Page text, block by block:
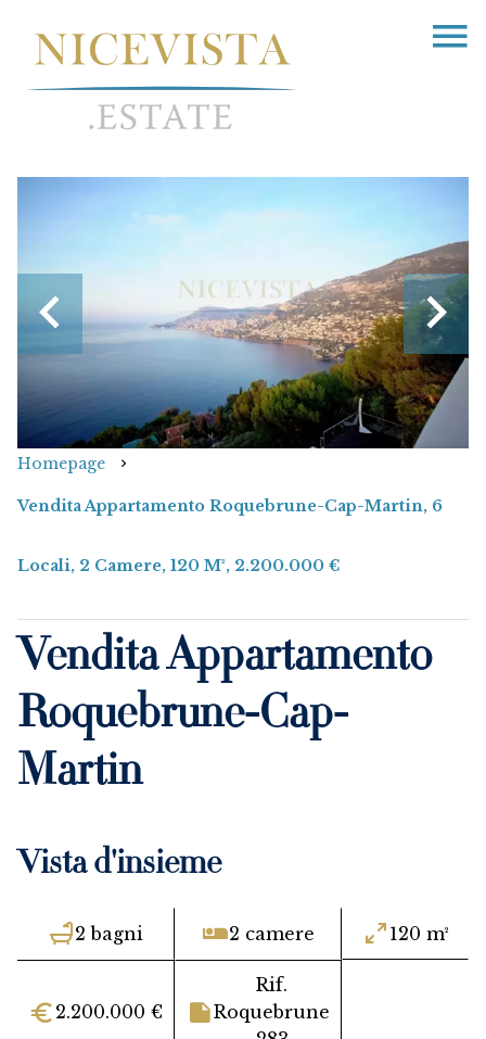
Homepage
Vendita Appartamento Roquebrune-Cap-Martin, 6
Locali, 2 Camere, 120 M², 2.200.000 €
Vendita Appartamento
Roquebrune-Cap-
Martin
Vista d'insieme
2 bagni 2 camere 120 m²
2.200.000 €
Rif.
Roquebrune